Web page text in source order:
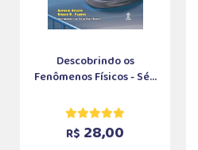
Descobrindo os
Fenômenos Físicos - Sé...
R$ 28,00